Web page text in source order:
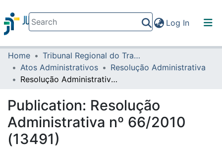
Log In(current)
Communities & Collections
All of DSpace
Home
Tribunal Regional do Trabalho da 16ª Região
Atos Administrativos
Resolução Administrativa
Resolução Administrativa nº 66/2010 (13491)
Publication: Resolução
Administrativa nº 66/2010
(13491)